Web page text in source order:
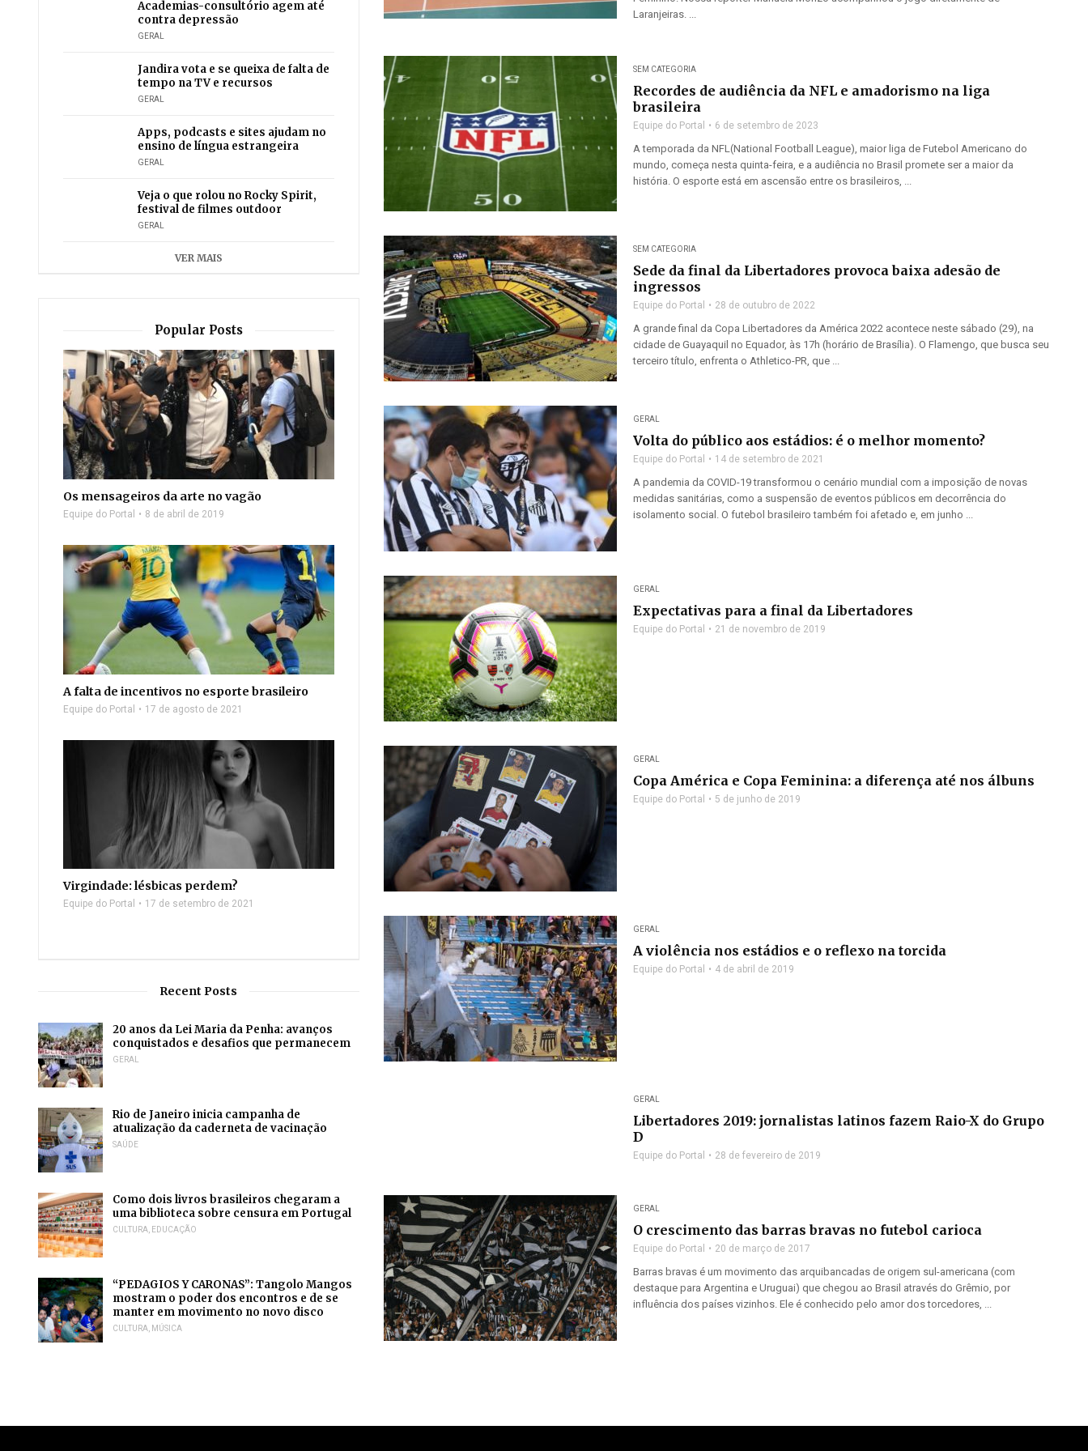
Laranjeiras. ...
SEM CATEGORIA
Recordes de audiência da NFL e amadorismo na liga
brasileira
Equipe do Portal 6 de setembro de 2023
A temporada da NFL(National Football League), maior liga de Futebol Americano do
mundo, começa nesta quinta-feira, e a audiência no Brasil promete ser a maior da
história. O esporte está em ascensão entre os brasileiros, ...
SEM CATEGORIA
Sede da final da Libertadores provoca baixa adesão de
ingressos
Equipe do Portal 28 de outubro de 2022
A grande final da Copa Libertadores da América 2022 acontece neste sábado (29), na
cidade de Guayaquil no Equador, às 17h (horário de Brasília). O Flamengo, que busca seu
terceiro título, enfrenta o Athletico-PR, que ...
GERAL
Volta do público aos estádios: é o melhor momento?
Equipe do Portal 14 de setembro de 2021
A pandemia da COVID-19 transformou o cenário mundial com a imposição de novas
medidas sanitárias, como a suspensão de eventos públicos em decorrência do
isolamento social. O futebol brasileiro também foi afetado e, em junho ...
GERAL
Expectativas para a final da Libertadores
Equipe do Portal 21 de novembro de 2019
GERAL
Copa América e Copa Feminina: a diferença até nos álbuns
Equipe do Portal 5 de junho de 2019
GERAL
A violência nos estádios e o reflexo na torcida
Equipe do Portal 4 de abril de 2019
GERAL
Libertadores 2019: jornalistas latinos fazem Raio-X do Grupo
D
Equipe do Portal 28 de fevereiro de 2019
GERAL
O crescimento das barras bravas no futebol carioca
Equipe do Portal 20 de março de 2017
Barras bravas é um movimento das arquibancadas de origem sul-americana (com
destaque para Argentina e Uruguai) que chegou ao Brasil através do Grêmio, por
influência dos países vizinhos. Ele é conhecido pelo amor dos torcedores, ...
Academias-consultório agem até
contra depressão
GERAL
Jandira vota e se queixa de falta de
tempo na TV e recursos
GERAL
Apps, podcasts e sites ajudam no
ensino de língua estrangeira
GERAL
Veja o que rolou no Rocky Spirit,
festival de filmes outdoor
GERAL
VER MAIS
Popular Posts
Os mensageiros da arte no vagão
Equipe do Portal 8 de abril de 2019
A falta de incentivos no esporte brasileiro
Equipe do Portal 17 de agosto de 2021
Virgindade: lésbicas perdem?
Equipe do Portal 17 de setembro de 2021
Recent Posts
20 anos da Lei Maria da Penha: avanços
conquistados e desafios que permanecem
GERAL
Rio de Janeiro inicia campanha de
atualização da caderneta de vacinação
SAÚDE
Como dois livros brasileiros chegaram a
uma biblioteca sobre censura em Portugal
CULTURA, EDUCAÇÃO
“PEDAGIOS Y CARONAS”: Tangolo Mangos
mostram o poder dos encontros e de se
manter em movimento no novo disco
CULTURA, MÚSICA